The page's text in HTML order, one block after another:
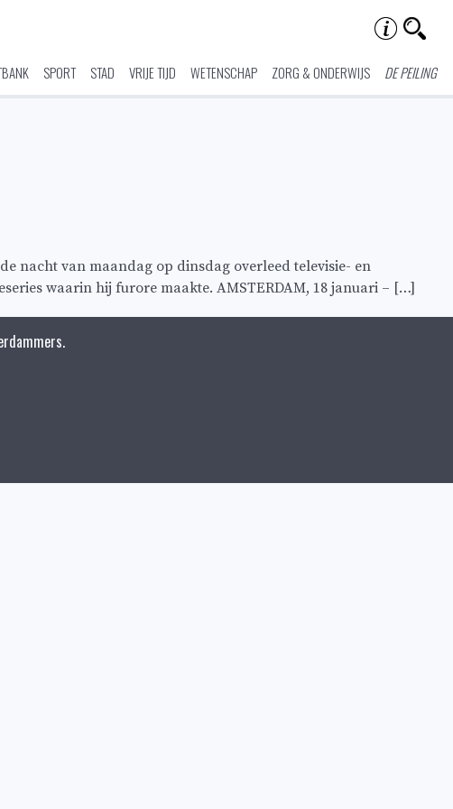
SPORT STAD VRIJE TIJD WETENSCHAP ZORG & ONDERWIJS DE PEILING
nacht van maandag op dinsdag overleed televisie- en
waarin hij furore maakte. AMSTERDAM, 18 januari – […]